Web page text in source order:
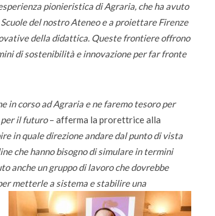
pionieristica di Agraria, che ha avuto
del nostro Ateneo e a proiettare Firenze
della didattica. Queste frontiere offrono
di sostenibilità e innovazione per far fronte
in corso ad Agraria e ne faremo tesoro per
per il futuro– afferma la prorettrice alla
in quale direzione andare dal punto di vista
che hanno bisogno di simulare in termini
anche un gruppo di lavoro che dovrebbe
metterle a sistema e stabilire una